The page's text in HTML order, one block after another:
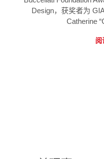
Design，获奖者为
Catherine